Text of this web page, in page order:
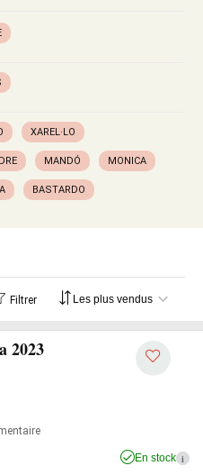
XAREL·LO
MANDÓ MONICA
BASTARDO
Filtrer
2023
En stock i